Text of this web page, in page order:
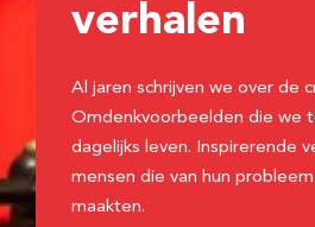
verhalen
Al jaren schrijven we over de
Omdenkvoorbeelden die we
dagelijks leven. Inspirerende
mensen die van hun
maakten.